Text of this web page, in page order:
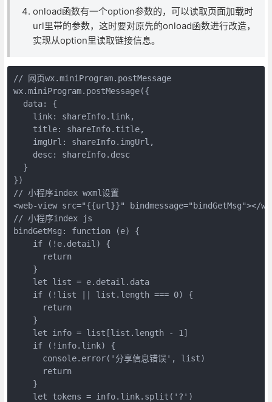
onload函数有一个option参数的，可以读取页面加载时
url里带的参数，这时要对原先的onload函数进行改造，
实现从option里读取链接信息。
// 网页wx.miniProgram.postMessage
wx.miniProgram.postMessage({
  data: {
    link: shareInfo.link,
    title: shareInfo.title,
    imgUrl: shareInfo.imgUrl,
    desc: shareInfo.desc
  }
})
// 小程序index wxml设置
<web-view src="{{url}}" bindmessage="bindGetMsg"></
// 小程序index js
bindGetMsg: function (e) {
    if (!e.detail) {
      return
    }
    let list = e.detail.data
    if (!list || list.length === 0) {
      return
    }
    let info = list[list.length - 1]
    if (!info.link) {
      console.error('分享信息错误', list)
      return
    }
    let tokens = info.link.split('?')